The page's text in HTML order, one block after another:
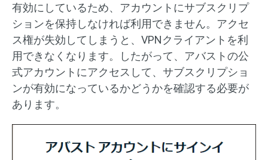
有効にしているため、アカウントにサブスクリプ
ションを保持しなければ利用できません。アクセ
ス権が失効してしまうと、VPNクライアントを利
用できなくなります。したがって、アバストの公
式アカウントにアクセスして、サブスクリプショ
ンが有効になっているかどうかを確認する必要が
あります。